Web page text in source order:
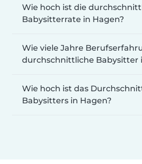
Wie hoch ist die
Babysitterrate in Hagen?
Wie viele Jahre
durchschnittliche Babysitter
Wie hoch ist das
Babysitters in Hagen?